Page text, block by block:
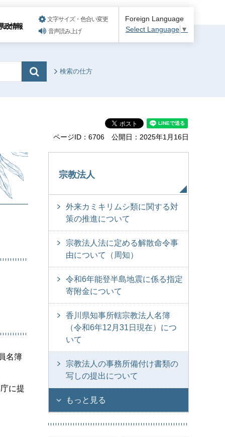
政情報
文字サイズ・色合い変更
音声読み上げ
Foreign Language
Select Language ▼
検索の仕方
ページID：6706 公開日：2025年1月16日
名簿
に提
宗教法人
外来カミキリムシ類に関する対
策の推進について
宗教法人法に定める解散命令事
由について（周知）
令和6年能登半島地震に係る指定
寄附金について
香川県知事所轄宗教法人名簿
（令和6年12月31日現在）につ
いて
宗教法人の事務所備付け書類の
写しの提出について
もっと見る